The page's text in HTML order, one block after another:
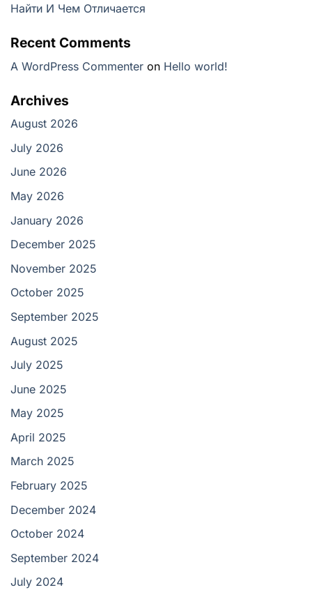
Найти И Чем Отличается
Recent Comments
A WordPress Commenter on Hello world!
Archives
August 2026
July 2026
June 2026
May 2026
January 2026
December 2025
November 2025
October 2025
September 2025
August 2025
July 2025
June 2025
May 2025
April 2025
March 2025
February 2025
December 2024
October 2024
September 2024
July 2024